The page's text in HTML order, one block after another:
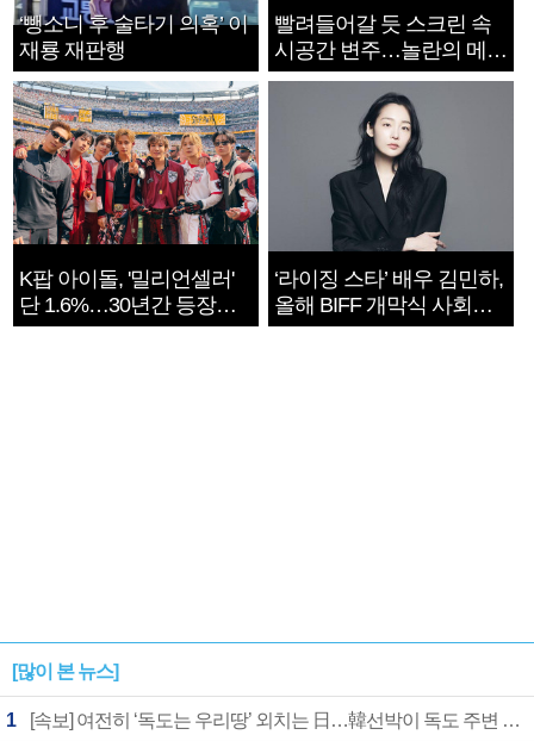
‘뺑소니 후 술타기 의혹’ 이
재룡 재판행
빨려들어갈 듯 스크린 속
시공간 변주…놀란의 메시
지는 ‘전쟁 속죄’
K팝 아이돌, '밀리언셀러'
단 1.6%…30년간 등장
1182개팀 전수조사
‘라이징 스타’ 배우 김민하,
올해 BIFF 개막식 사회자
확정
[많이 본 뉴스]
1 [속보] 여전히 ‘독도는 우리땅’ 외치는 日…韓선박이 독도 주변 해양조사 활동하자 반발